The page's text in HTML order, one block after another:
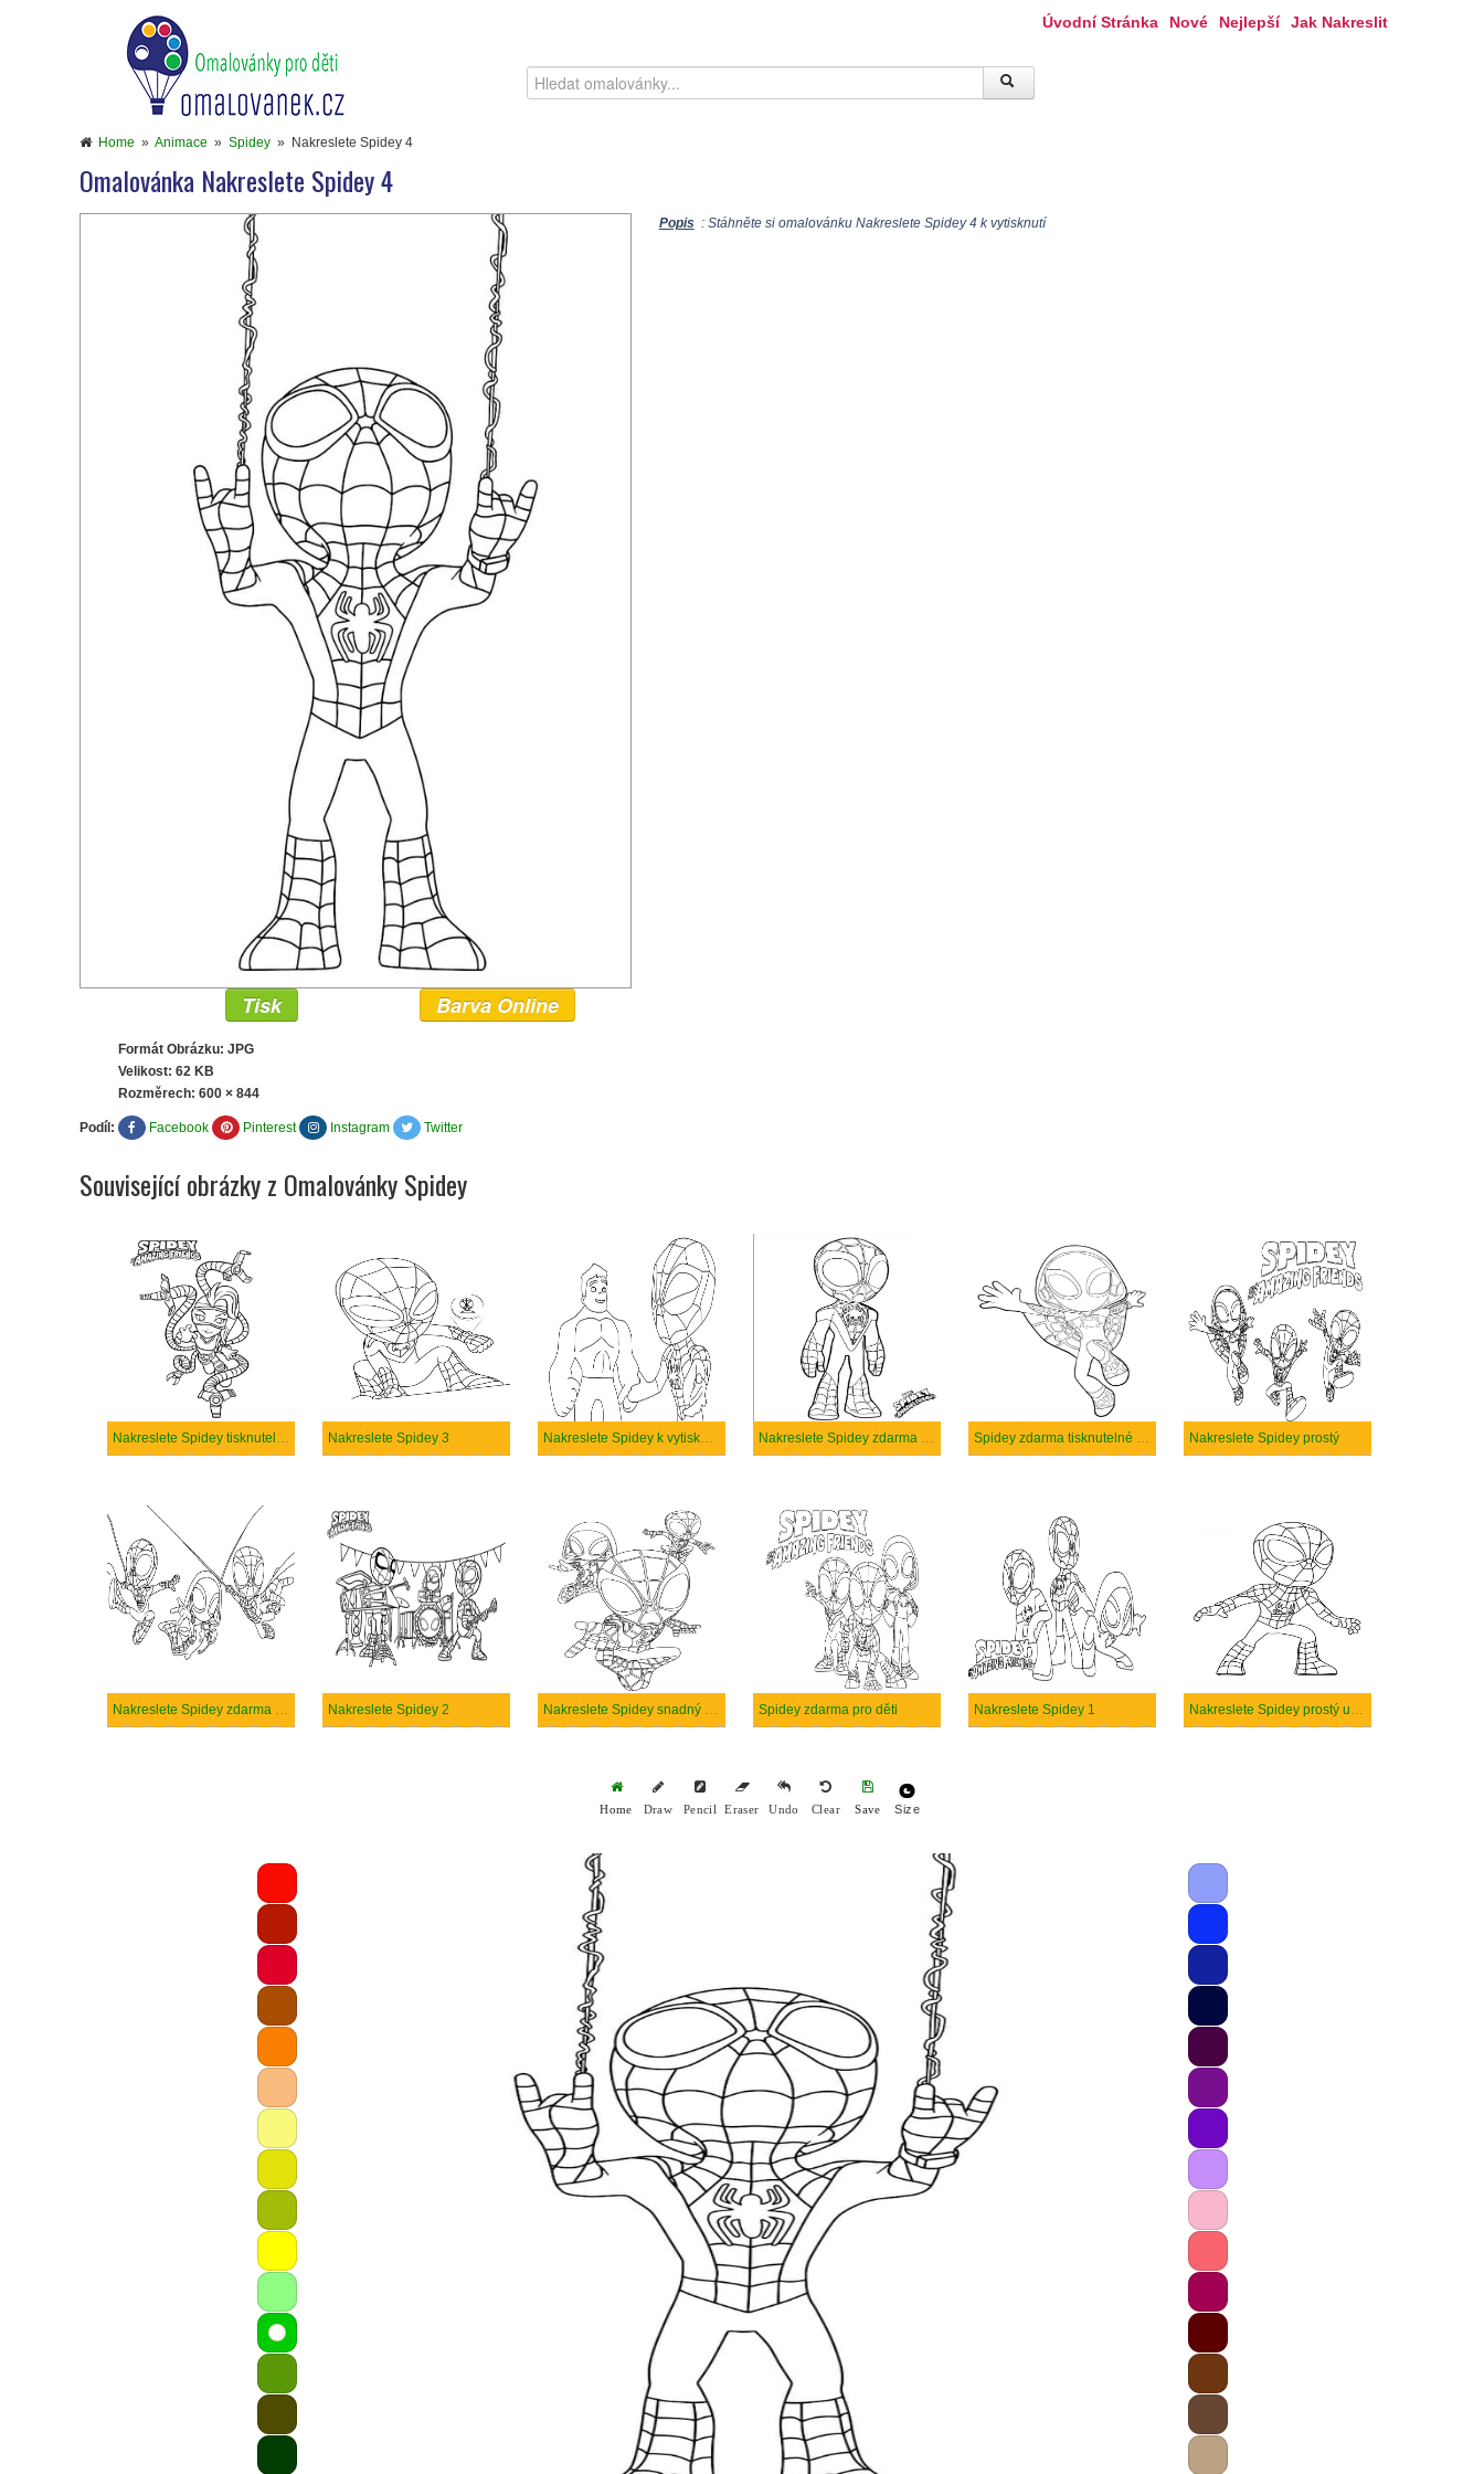
Úvodní Stránka Nové Nejlepší Jak Nakreslit
Home » Animace » Spidey » Nakreslete Spidey 4
Omalovánka Nakreslete Spidey 4
Popis : Stáhněte si omalovánku Nakreslete Spidey 4 k vytisknutí
Tisk Barva Online
Formát Obrázku: JPG
Velikost: 62 KB
Rozměrech: 600 × 844
Podíl: Facebook Pinterest Instagram Twitter
Související obrázky z Omalovánky Spidey
Nakreslete Spidey tisknutelné pro děti Nakreslete Spidey 3 Nakreslete Spidey k vytisknutí Nakreslete Spidey zdarma pro děti Spidey zdarma tisknutelné pro děti Nakreslete Spidey prostý
Nakreslete Spidey zdarma snadný tisknutelné Nakreslete Spidey 2 Nakreslete Spidey snadný u dětí Spidey zdarma pro děti Nakreslete Spidey 1 Nakreslete Spidey prostý u dětí
Home Draw Pencil Eraser Undo Clear Save Size